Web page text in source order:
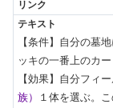
【条件】自分の墓地
ッキの一番上のカ
【効果】自分フィ
族）
１体を選ぶ。